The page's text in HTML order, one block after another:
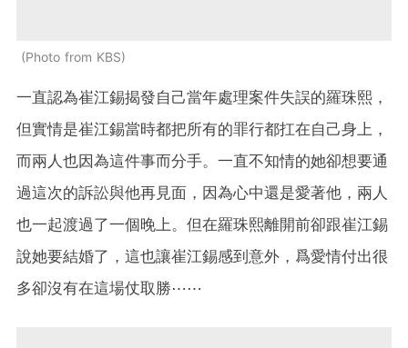
Photo from KBS
一直認為崔江錫揭發自己當年處理案件失誤的羅珠熙，
但實情是崔江錫當時都把所有的罪行都扛在自己身上，
而兩人也因為這件事而分手。一直不知情的她卻想要通
過這次的訴訟與他再見面，因為心中還是愛著他，兩人
也一起渡過了一個晚上。但在羅珠熙離開前卻跟崔江錫
說她要結婚了，這也讓崔江錫感到意外，爲愛情付出很
多卻沒有在這場仗取勝⋯⋯